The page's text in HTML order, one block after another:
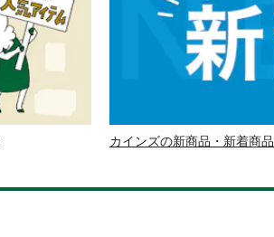
カインズの新商品・新着商品